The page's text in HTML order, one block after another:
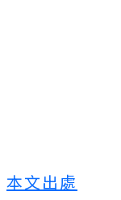
本文出處